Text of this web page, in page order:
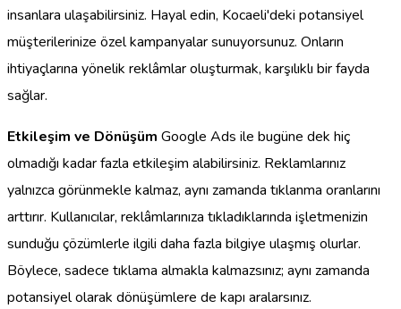
insanlara ulaşabilirsiniz. Hayal edin, Kocaeli'deki potansiyel
müşterilerinize özel kampanyalar sunuyorsunuz. Onların
ihtiyaçlarına yönelik reklâmlar oluşturmak, karşılıklı bir fayda
sağlar.
Etkileşim ve Dönüşüm Google Ads ile bugüne dek hiç
olmadığı kadar fazla etkileşim alabilirsiniz. Reklamlarınız
yalnızca görünmekle kalmaz, aynı zamanda tıklanma oranlarını
arttırır. Kullanıcılar, reklâmlarınıza tıkladıklarında işletmenizin
sunduğu çözümlerle ilgili daha fazla bilgiye ulaşmış olurlar.
Böylece, sadece tıklama almakla kalmazsınız; aynı zamanda
potansiyel olarak dönüşümlere de kapı aralarsınız.